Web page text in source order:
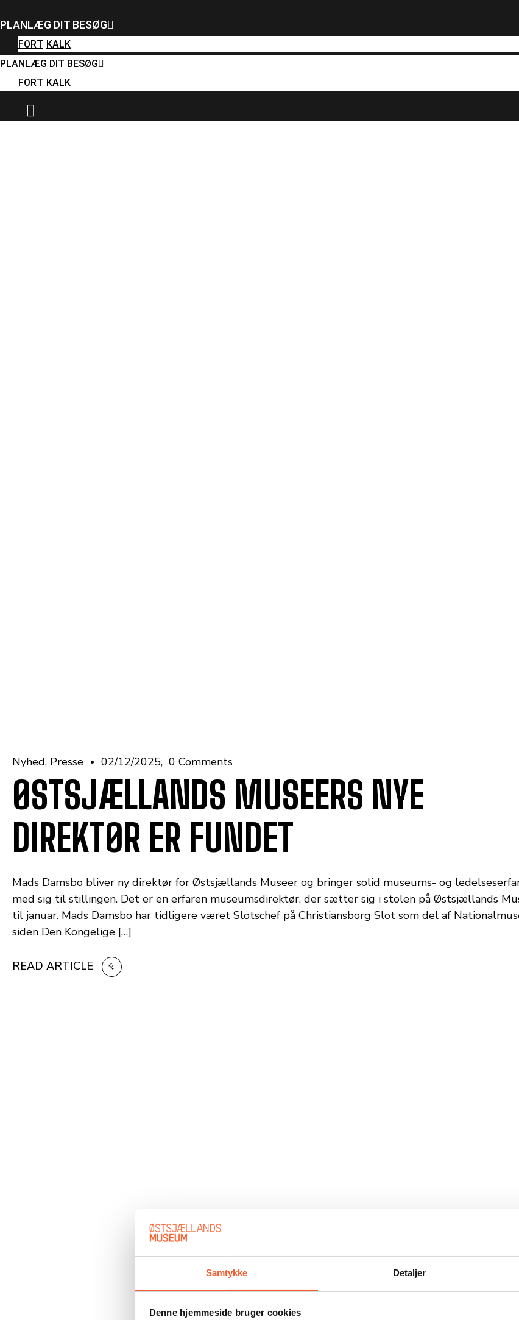
Samtykke Detaljer
Denne hjemmeside bruger cookies
PLANLÆG DIT BESØG
FORT KALK
PLANLÆG DIT BESØG
FORT KALK
PLANLÆG DIT BESØG
FORT KALK
Nyhed Presse 02/12/2025 0 Comments
ØSTSJÆLLANDS MUSEERS NYE
DIREKTØR ER FUNDET
Mads Damsbo bliver ny direktør for Østsjællands Museer og bringer solid museums- og
med sig til stillingen. Det er en erfaren museumsdirektør, der sætter sig i stolen på Østsjællands
til januar. Mads Damsbo har tidligere været Slotschef på Christiansborg Slot som del af
siden Den Kongelige […]
READ ARTICLE